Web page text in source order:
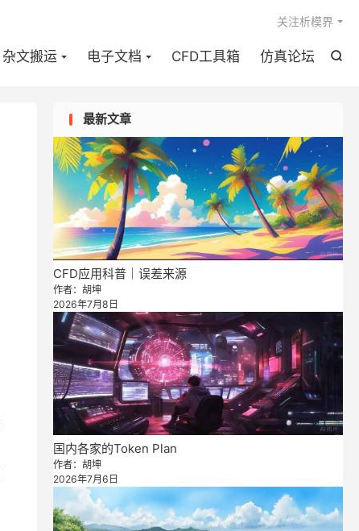

杂文搬运 电子文档 CFD工具箱 仿真论坛
关注析模界
最新文章
CFD应用科普｜误差来源
作者：胡坤
2026年7月8日
国内各家的Token Plan
作者：胡坤
2026年7月6日